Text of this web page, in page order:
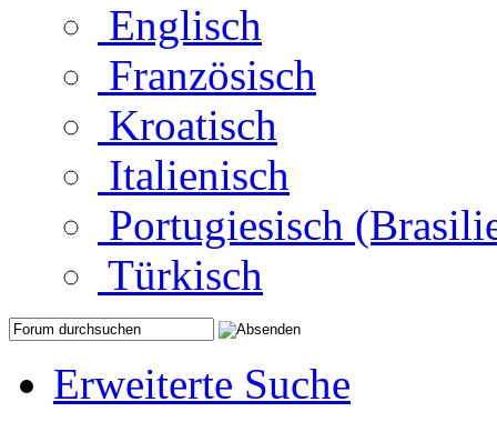
Englisch
Französisch
Kroatisch
Italienisch
Portugiesisch
Türkisch
Erweiterte Suche